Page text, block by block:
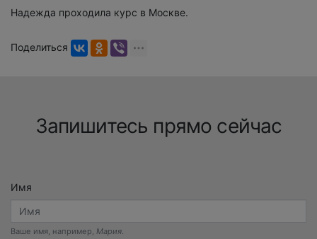
Надежда проходила курс в Москве.
Поделиться
Запишитесь прямо сейчас
Имя
Ваше имя, например, Мария